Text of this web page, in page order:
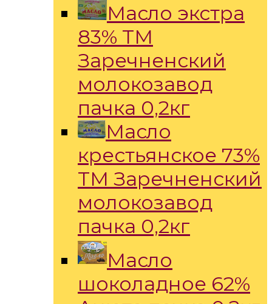
Масло экстра
83% ТМ
Заречненский
молокозавод
пачка 0,2кг
Масло
крестьянское 73%
ТМ Заречненский
молокозавод
пачка 0,2кг
Масло
шоколадное 62%